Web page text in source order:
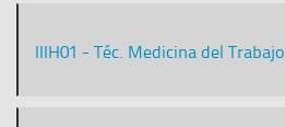
IIIH01 - Téc. Medicina del